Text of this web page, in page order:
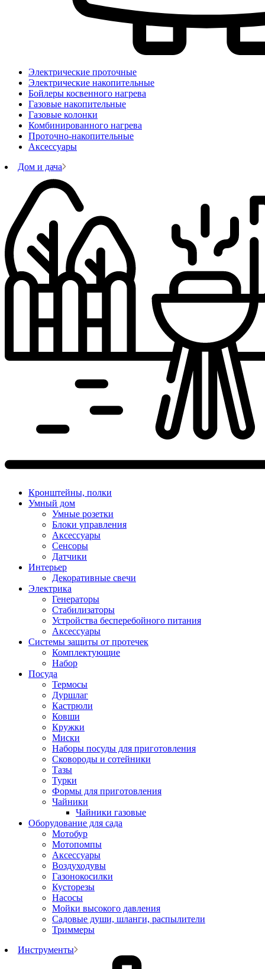
Электрические проточные
Электрические накопительные
Бойлеры косвенного нагрева
Газовые накопительные
Газовые колонки
Комбинированного нагрева
Проточно-накопительные
Аксессуары
Дом и дача
Кронштейны, полки
Умный дом
Умные розетки
Блоки управления
Аксессуары
Сенсоры
Датчики
Интерьер
Декоративные свечи
Электрика
Генераторы
Стабилизаторы
Устройства бесперебойного питания
Аксессуары
Системы защиты от протечек
Комплектующие
Набор
Посуда
Термосы
Дуршлаг
Кастрюли
Ковши
Кружки
Миски
Наборы посуды для приготовления
Сковороды и сотейники
Тазы
Турки
Формы для приготовления
Чайники
Чайники газовые
Оборудование для сада
Мотобур
Мотопомпы
Аксессуары
Воздуходувы
Газонокосилки
Кусторезы
Насосы
Мойки высокого давления
Садовые души, шланги, распылители
Триммеры
Инструменты